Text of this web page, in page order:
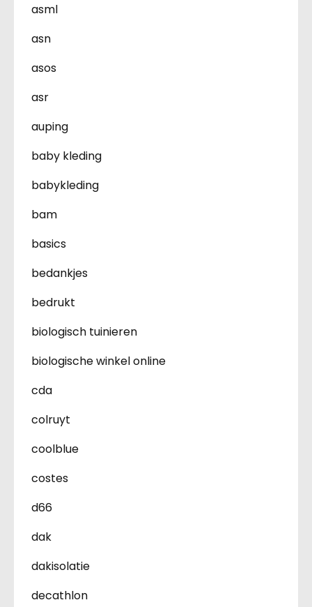
asml
asn
asos
asr
auping
baby kleding
babykleding
bam
basics
bedankjes
bedrukt
biologisch tuinieren
biologische winkel online
cda
colruyt
coolblue
costes
d66
dak
dakisolatie
decathlon